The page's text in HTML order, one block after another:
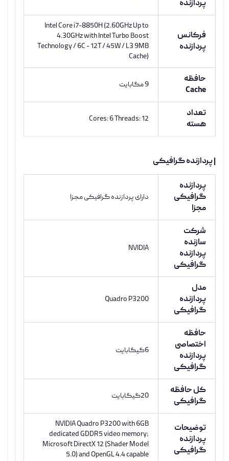
پردازنده
فرکانس
پردازنده
Intel Core i7-8850H (2.60GHz Up to
4.30GHz with Intel Turbo Boost
Technology / 6C - 12T / 45W / L3 9MB
Cache)
حافظه
Cache
9 مگابایت
تعداد
هسته
Cores: 6 Threads: 12
| پردازنده گرافیکی
پردازنده
گرافیکی
مجزا
دارای پردازنده گرافیکی مجزا
شرکت
سازنده
پردازنده
گرافیکی
NVIDIA
مدل
پردازنده
گرافیکی
Quadro P3200
حافظه
اختصاصی
پردازنده
گرافیکی
6گیگابایت
کل حافظه
گرافیکی
20گیگابایت
توضیحات
پردازنده
گرافیکی
NVIDIA Quadro P3200 with 6GB
dedicated GDDR5 video memory;
Microsoft DirectX 12 (Shader Model
5.0) and OpenGL 4.4 capable